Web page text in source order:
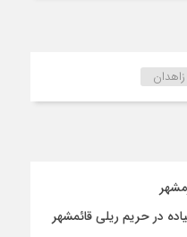
زاهدان
در حریم ریلی قائمشهر